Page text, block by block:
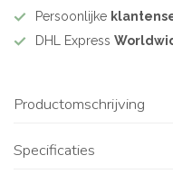
Persoonlijke
DHL Express
Productomschrijving
Specificaties